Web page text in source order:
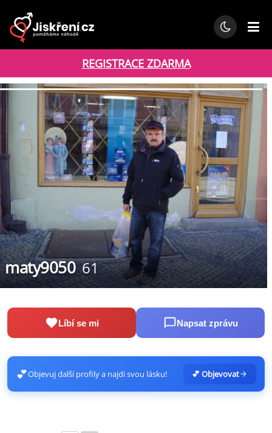
REGISTRACE ZDARMA
maty9050 61
Líbí se mi Napsat zprávu
💕Objevuj další profily a najdi svou lásku! 💕 Objevovat